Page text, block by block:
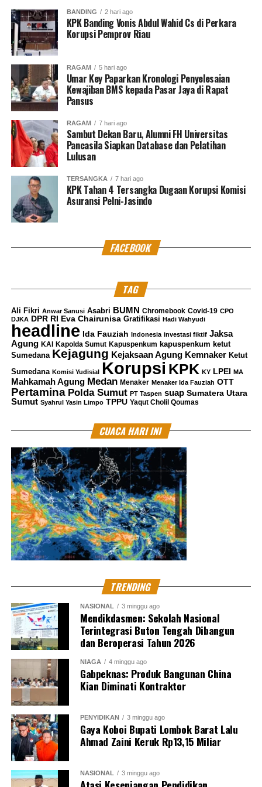
disain Anjungan SIAPkerja yang lebih sempurna untuk
diterapkan di Kawasan Industri, Kawasan Ekonomi
Khusus, serta Kawasan Strategis Nasional,” pungkas
Menaker.***
Kritik saran kami terima untuk pengembangan
konten kami. Jangan lupa subscribe dan like di
Channel YouTube, Instagram dan Tik Tok.
kasih.
RELATED TOPICS: ANJUNGAN SIAPKERJA
IDA FAUZIAH
SIAPKERJA
UP NEXT
Kakanwil dan Rektor se-Sumatera dan Banten Ikut
Sosialisasi KMA 788
Tingkatkan Penjagaan Aset, KAI Daop 1 Rangkul Pemda
MES Dono
North Jakarta Journalist
BANDING 2 hari ago
KPK Banding Vonis Abdul Wahid Cs di Perkara
Korupsi Pemprov Riau
RAGAM 5 hari ago
Umar Key Paparkan Kronologi Penyelesaian
Kewajiban BMS kepada Pasar Jaya di Rapat
Pansus
RAGAM 7 hari ago
Sambut Dekan Baru, Alumni FH Universitas
Pancasila Siapkan Database dan Pelatihan
Lulusan
TERSANGKA 7 hari ago
KPK Tahan 4 Tersangka Dugaan Korupsi Komisi
Asuransi Pelni-Jasindo
FACEBOOK
TAG
Ali Fikri Anwar Sanusi Asabri BUMN Chromebook Covid-19 CPO
DJKA
DPR RI Eva Chairunisa Gratifikasi Hadi Wahyudi
headline Ida Fauziah Indonesia investasi fiktif Jaksa
Agung KAI Kapolda Sumut Kapuspenkum kapuspenkum ketut
Sumedana Kejagung Kejaksaan Agung Kemnaker Ketut
Sumedana Komisi Yudisial Korupsi KPK KY LPEI MA
Mahkamah Agung Medan Menaker Menaker Ida Fauziah OTT
Pertamina Polda Sumut PT Taspen suap Sumatera Utara
Sumut Syahrul Yasin Limpo TPPU Yaqut Cholil Qoumas
CUACA HARI INI
TRENDING
NASIONAL 3 minggu ago
Mendikdasmen: Sekolah Nasional
Terintegrasi Buton Tengah Dibangun
dan Beroperasi Tahun 2026
NIAGA 4 minggu ago
Gabpeknas: Produk Bangunan China
Kian Diminati Kontraktor
PENYIDIKAN 3 minggu ago
Gaya Koboi Bupati Lombok Barat Lalu
Ahmad Zaini Keruk Rp13,15 Miliar
NASIONAL 3 minggu ago